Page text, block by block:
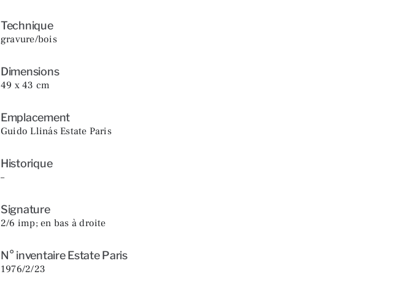
Technique
gravure/bois
Dimensions
49 x 43 cm
Emplacement
Guido Llinás Estate Paris
Historique
–
Signature
2/6 imp; en bas à droite
N° inventaire Estate Paris
1976/2/23